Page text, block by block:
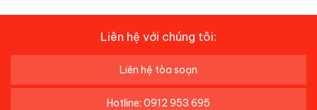
Liên hệ với chúng tôi:
Liên hệ tòa soạn
Hotline: 0912 953 695